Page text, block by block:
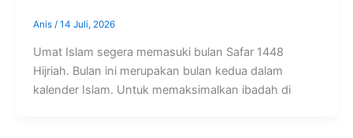
Anis / 14 Juli, 2026
Umat Islam segera memasuki bulan Safar 1448
Hijriah. Bulan ini merupakan bulan kedua dalam
kalender Islam. Untuk memaksimalkan ibadah di